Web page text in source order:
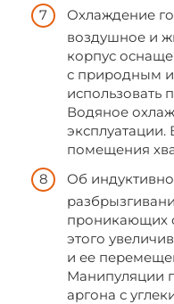
Охлаждение
воздушное и
корпус
с природным
использовать
Водяное
эксплуатации.
помещения
Об
проникающих
этого
и ее
Манипуляции
аргона с